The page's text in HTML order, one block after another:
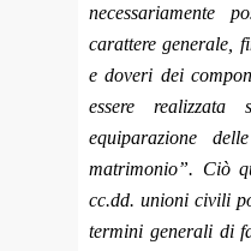
necessariamente
carattere generale,
e doveri dei
essere realizzata
equiparazione
matrimonio”. Ciò
cc.dd. unioni civili
termini generali di